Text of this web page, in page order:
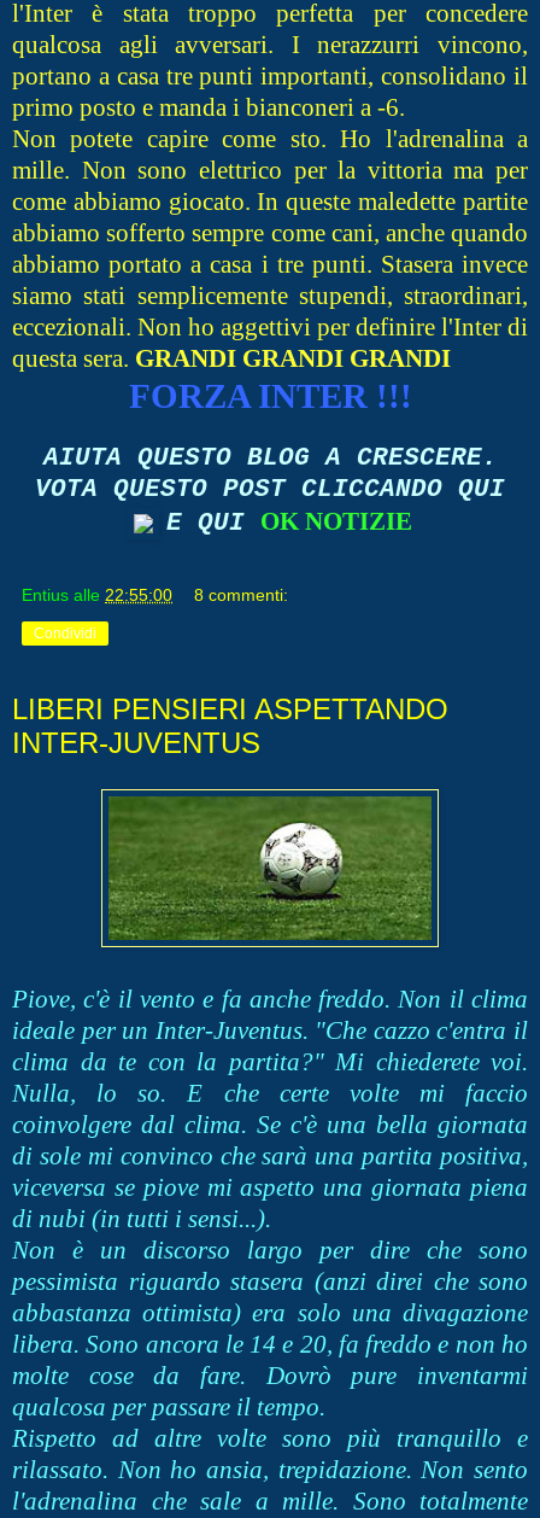
l'Inter è stata troppo perfetta per concedere
qualcosa agli avversari. I nerazzurri vincono,
portano a casa tre punti importanti, consolidano il
primo posto e manda i bianconeri a -6.
Non potete capire come sto. Ho l'adrenalina a
mille. Non sono elettrico per la vittoria ma per
come abbiamo giocato. In queste maledette partite
abbiamo sofferto sempre come cani, anche quando
abbiamo portato a casa i tre punti. Stasera invece
siamo stati semplicemente stupendi, straordinari,
eccezionali. Non ho aggettivi per definire l'Inter di
questa sera. GRANDI GRANDI GRANDI
FORZA INTER !!!
AIUTA QUESTO BLOG A CRESCERE.
VOTA QUESTO POST CLICCANDO QUI
E QUI
OK NOTIZIE
Entius alle 22:55:00 8 commenti:
Condividi
LIBERI PENSIERI ASPETTANDO
INTER-JUVENTUS
Piove, c'è il vento e fa anche freddo. Non il clima
ideale per un Inter-Juventus. "Che cazzo c'entra il
clima da te con la partita?" Mi chiederete voi.
Nulla, lo so. E che certe volte mi faccio
coinvolgere dal clima. Se c'è una bella giornata
di sole mi convinco che sarà una partita positiva,
viceversa se piove mi aspetto una giornata piena
di nubi (in tutti i sensi...).
Non è un discorso largo per dire che sono
pessimista riguardo stasera (anzi direi che sono
abbastanza ottimista) era solo una divagazione
libera. Sono ancora le 14 e 20, fa freddo e non ho
molte cose da fare. Dovrò pure inventarmi
qualcosa per passare il tempo.
Rispetto ad altre volte sono più tranquillo e
rilassato. Non ho ansia, trepidazione. Non sento
l'adrenalina che sale a mille. Sono totalmente